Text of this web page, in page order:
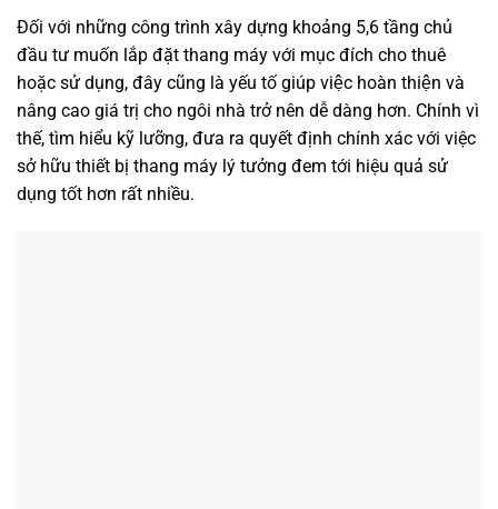
Đối với những công trình xây dựng khoảng 5,6 tầng chủ
đầu tư muốn lắp đặt thang máy với mục đích cho thuê
hoặc sử dụng, đây cũng là yếu tố giúp việc hoàn thiện và
nâng cao giá trị cho ngôi nhà trở nên dễ dàng hơn. Chính vì
thế, tìm hiểu kỹ lưỡng, đưa ra quyết định chính xác với việc
sở hữu thiết bị thang máy lý tưởng đem tới hiệu quả sử
dụng tốt hơn rất nhiều.